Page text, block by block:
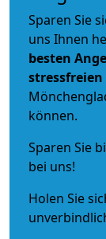
Sparen Sie
uns Ihnen
besten
stressfreien
können.
Sparen Sie
bei uns!
Holen Sie